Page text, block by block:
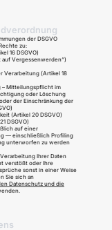
der DSGVO
zu:
16 DSGVO)
auf Vergessenwerden“)
Verarbeitung (Artikel 18
– Mitteilungspflicht im
oder Löschung
der Einschränkung der
(Artikel 20 DSGVO)
DSGVO)
auf einer
— einschließlich Profiling
unterworfen zu werden
Ihrer Daten
verstößt oder Ihre
sonst in einer Weise
Sie sich an
Datenschutz und die